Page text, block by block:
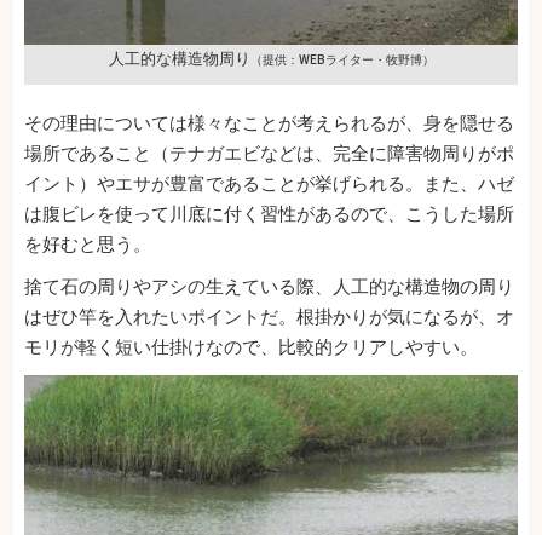
人工的な構造物周り （提供：WEBライター・牧野博）
その理由については様々なことが考えられるが、身を隠せる
場所であること（テナガエビなどは、完全に障害物周りがポ
イント）やエサが豊富であることが挙げられる。また、ハゼ
は腹ビレを使って川底に付く習性があるので、こうした場所
を好むと思う。
捨て石の周りやアシの生えている際、人工的な構造物の周り
はぜひ竿を入れたいポイントだ。根掛かりが気になるが、オ
モリが軽く短い仕掛けなので、比較的クリアしやすい。